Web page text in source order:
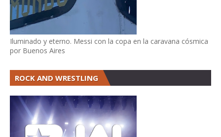
Iluminado y eterno. Messi con la copa en la caravana cósmica
por Buenos Aires
ROCK AND WRESTLING